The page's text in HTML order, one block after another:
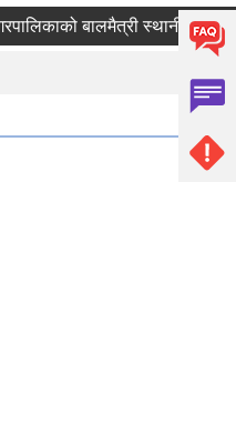
बालमैत्री स्थानीय शासनका